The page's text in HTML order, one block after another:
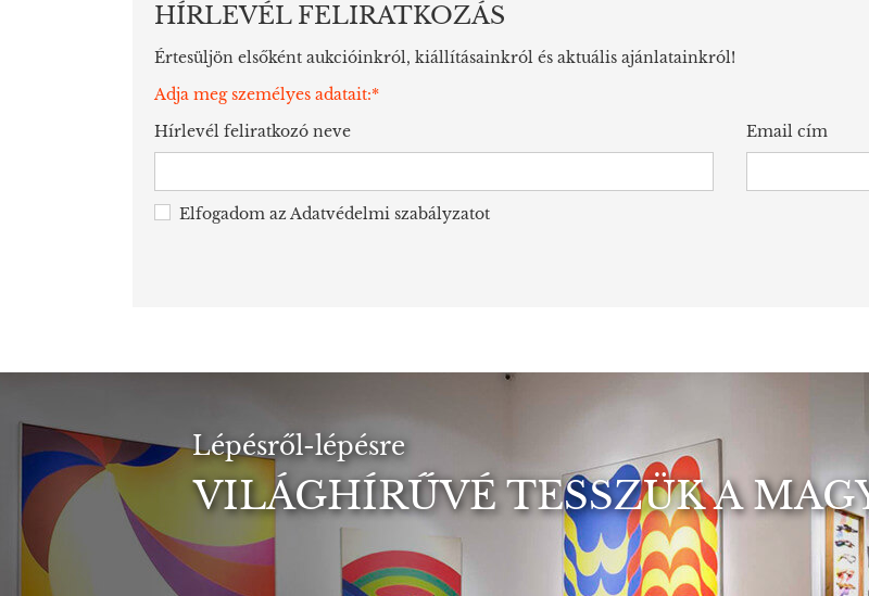
HÍRLEVÉL FELIRATKOZÁS
Értesüljön elsőként aukcióinkról, kiállításainkról és aktuális ajánlatainkról!
Adja meg személyes adatait:*
Hírlevél feliratkozó neve
Email cím
Elfogadom azAdatvédelmi szabályzatot
Lépésről-lépésre
VILÁGHÍRŰVÉ TESSZÜK A